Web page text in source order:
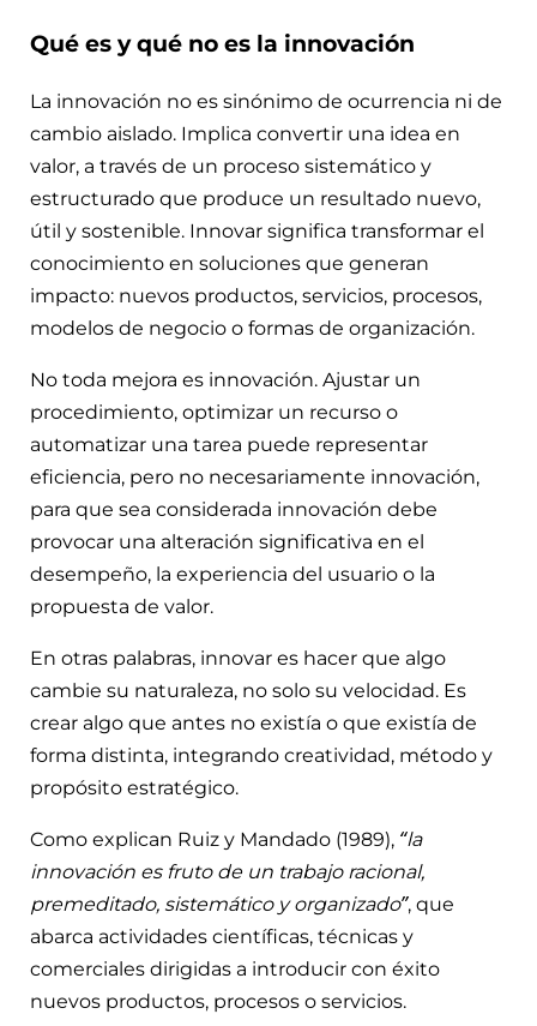
Qué es y qué no es la innovación
La innovación no es sinónimo de ocurrencia ni de
cambio aislado. Implica convertir una idea en
valor, a través de un proceso sistemático y
estructurado que produce un resultado nuevo,
útil y sostenible. Innovar significa transformar el
conocimiento en soluciones que generan
impacto: nuevos productos, servicios, procesos,
modelos de negocio o formas de organización.
No toda mejora es innovación. Ajustar un
procedimiento, optimizar un recurso o
automatizar una tarea puede representar
eficiencia, pero no necesariamente innovación,
para que sea considerada innovación debe
provocar una alteración significativa en el
desempeño, la experiencia del usuario o la
propuesta de valor.
En otras palabras, innovar es hacer que algo
cambie su naturaleza, no solo su velocidad. Es
crear algo que antes no existía o que existía de
forma distinta, integrando creatividad, método y
propósito estratégico.
Como explican Ruiz y Mandado (1989), “la
innovación es fruto de un trabajo racional,
premeditado, sistemático y organizado”, que
abarca actividades científicas, técnicas y
comerciales dirigidas a introducir con éxito
nuevos productos, procesos o servicios.